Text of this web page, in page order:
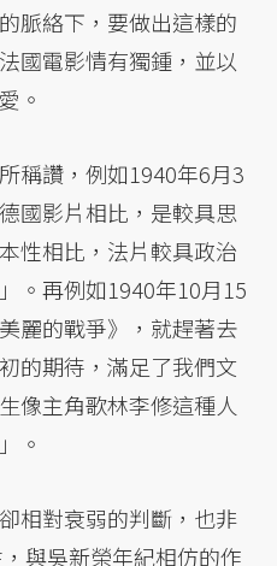
脈絡下，要做出這樣的
國電影情有獨鍾，並以
。
稱讚，例如1940年6月3
國影片相比，是較具思
性相比，法片較具政治
。再例如1940年10月15
麗的戰爭》，就趕著去
的期待，滿足了我們文
像主角歌林李修這種人
。
相對衰弱的判斷，也非
與吳新榮年紀相仿的作